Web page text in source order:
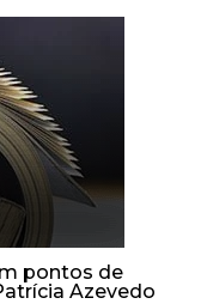
pontos de
Azevedo